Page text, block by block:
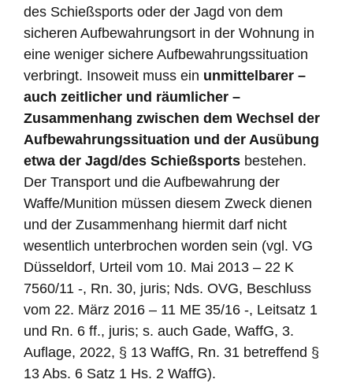
des Schießsports oder der Jagd von dem
sicheren Aufbewahrungsort in der Wohnung in
eine weniger sichere Aufbewahrungssituation
verbringt. Insoweit muss ein unmittelbarer –
auch zeitlicher und räumlicher –
Zusammenhang zwischen dem Wechsel der
Aufbewahrungssituation und der Ausübung
etwa der Jagd/des Schießsports bestehen.
Der Transport und die Aufbewahrung der
Waffe/Munition müssen diesem Zweck dienen
und der Zusammenhang hiermit darf nicht
wesentlich unterbrochen worden sein (vgl. VG
Düsseldorf, Urteil vom 10. Mai 2013 – 22 K
7560/11 -, Rn. 30, juris; Nds. OVG, Beschluss
vom 22. März 2016 – 11 ME 35/16 -, Leitsatz 1
und Rn. 6 ff., juris; s. auch Gade, WaffG, 3.
Auflage, 2022, § 13 WaffG, Rn. 31 betreffend §
13 Abs. 6 Satz 1 Hs. 2 WaffG).